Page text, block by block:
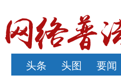
头条 头图 要闻